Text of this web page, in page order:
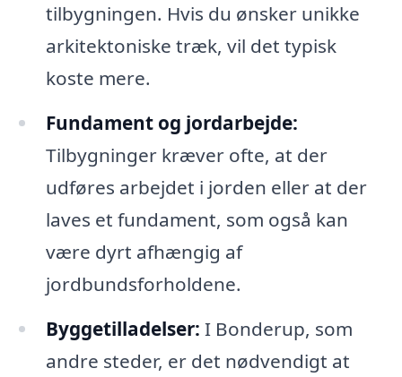
tilbygningen. Hvis du ønsker unikke
arkitektoniske træk, vil det typisk
koste mere.
Fundament og jordarbejde:
Tilbygninger kræver ofte, at der
udføres arbejdet i jorden eller at der
laves et fundament, som også kan
være dyrt afhængig af
jordbundsforholdene.
Byggetilladelser: I Bonderup, som
andre steder, er det nødvendigt at